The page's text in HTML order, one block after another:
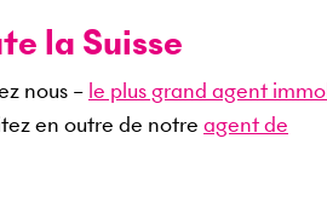
la Suisse
nous – le plus grand agent
en outre de notreagent de